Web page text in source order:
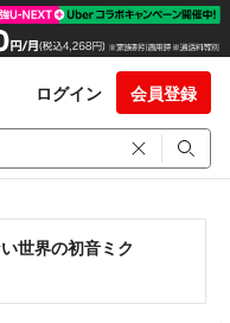
ログイン 会員登録
世界の初音ミク